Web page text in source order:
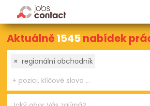
Aktuálně1545 nabídek
× regionální obchodník